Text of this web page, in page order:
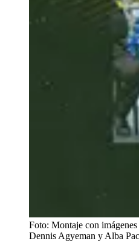
Foto: Montaje con
Dennis Agyeman y Alba